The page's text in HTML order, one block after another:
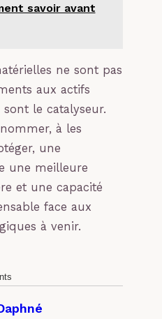
savoir avant
ne sont pas
aux actifs
le catalyseur.
à les
une
une meilleure
et une capacité
face aux
à venir.